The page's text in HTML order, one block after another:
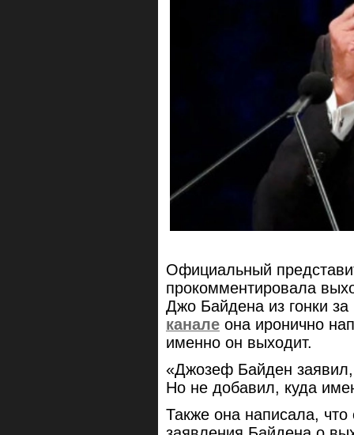
Официальный
прокомментировала
Джо Байдена из гонки
канале она иронично
именно он выходит.
«Джозеф Байден заявил,
Но не добавил, куда
Также она написала,